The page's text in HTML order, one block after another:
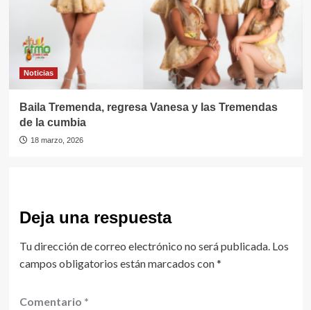
Noticias
Baila Tremenda, regresa Vanesa y las Tremendas
de la cumbia
18 marzo, 2026
Deja una respuesta
Tu dirección de correo electrónico no será publicada. Los
campos obligatorios están marcados con*
Comentario *